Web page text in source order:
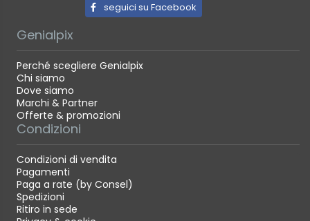
seguici su Facebook
Genialpix
Perché scegliere Genialpix
Chi siamo
Dove siamo
Marchi & Partner
Offerte & promozioni
Condizioni
Condizioni di vendita
Pagamenti
Paga a rate (by Consel)
Spedizioni
Ritiro in sede